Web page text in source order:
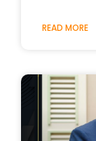
READ MORE